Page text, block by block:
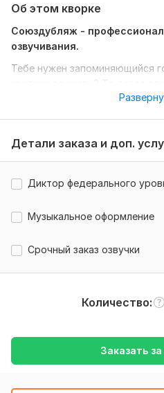
Об этом кворке
Союздубляж -
озвучивания.
Тебе нужен запоминяющийся
свою озвучку с диктором
Рассчитать хронометраж
Если вы ведете эфир по радио
дополнительную опцию в
Детально проверьте текст
что это конечный результат
после выполнения работы,
Нужно для заказа:
прост - чёткое ТЗ!
- расшифровывайте все
- избегайте сокращений
Детали заказа и доп.
Диктор федерального
Музыкальное оформление
Срочный заказ озвучки
Количество
Заказать за